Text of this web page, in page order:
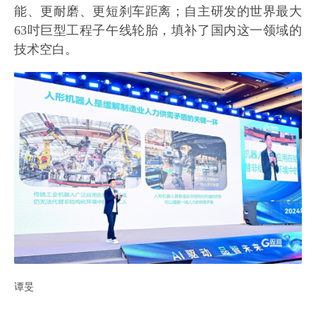
能、更耐磨、更短刹车距离；自主研发的世界最大
63吋巨型工程子午线轮胎，填补了国内这一领域的
技术空白。
谭旻